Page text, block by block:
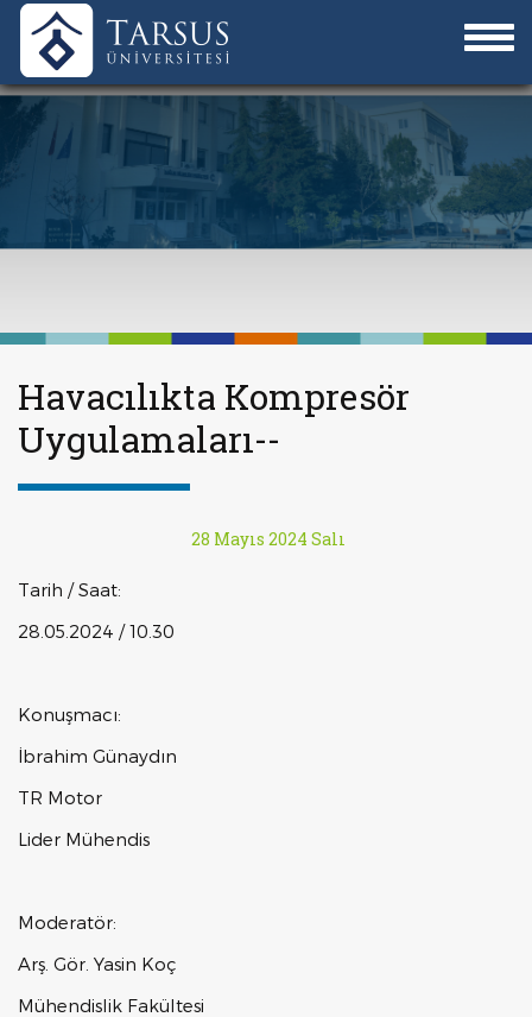
Havacılıkta Kompresör
Uygulamaları--
28 Mayıs 2024 Salı
Tarih / Saat:
28.05.2024 / 10.30
Konuşmacı:
İbrahim Günaydın
TR Motor
Lider Mühendis
Moderatör:
Arş. Gör. Yasin Koç
Mühendislik Fakültesi